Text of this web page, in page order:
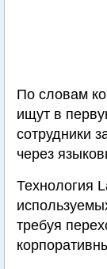
По словам
ищут в
сотрудники
через
Технология
требуя